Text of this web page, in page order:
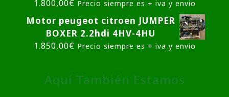
1.800,00€ Precio siempre es + iva y envio
Motor peugeot citroen JUMPER
BOXER 2.2hdi 4HV-4HU
1.850,00€ Precio siempre es + iva y envio
Aquí También Estamos